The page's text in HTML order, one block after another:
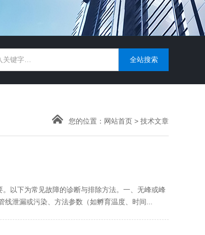
您的位置： 网站首页 > 技术文章
以下为常见故障的诊断与排除方法。一、无峰或峰
泄漏或污染、方法参数（如孵育温度、时间...